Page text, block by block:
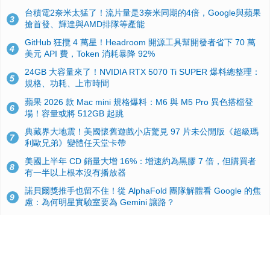
3
台積電2奈米太猛了！流片量是3奈米同期的4倍，Google與蘋果
搶首發、輝達與AMD排隊等產能
4
GitHub 狂攬 4 萬星！Headroom 開源工具幫開發者省下 70 萬
美元 API 費，Token 消耗暴降 92%
5
24GB 大容量來了！NVIDIA RTX 5070 Ti SUPER 爆料總整理：
規格、功耗、上市時間
6
蘋果 2026 款 Mac mini 規格爆料：M6 與 M5 Pro 異色搭檔登
場！容量或將 512GB 起跳
7
典藏界大地震！美國懷舊遊戲小店驚見 97 片未公開版《超級瑪
利歐兄弟》變體任天堂卡帶
8
美國上半年 CD 銷量大增 16%：增速約為黑膠 7 倍，但購買者
有一半以上根本沒有播放器
9
諾貝爾獎推手也留不住！從 AlphaFold 團隊解體看 Google 的焦
慮：為何明星實驗室要為 Gemini 讓路？